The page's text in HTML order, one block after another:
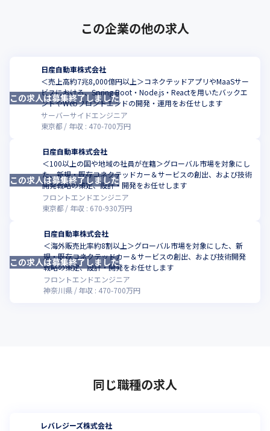
この企業の他の求人
日産自動車株式会社
＜売上高約7兆8,000億円以上＞コネクテッドアプリやMaaSサー
ビスにおける、Spring Boot・Node.js・Reactを用いたバックエ
ンドやWebフロントエンドの開発・運用をお任せします
サーバーサイドエンジニア
東京都
年収 : 470-700万円
この求人は募集終了しました
日産自動車株式会社
＜100以上の国や地域の社員が在籍＞グローバル市場を対象にし
た、新規・既存コネクテッドカー＆サービスの創出、および技術
開発戦略の策定、設計・開発をお任せします
フロントエンドエンジニア
東京都
年収 : 670-930万円
この求人は募集終了しました
日産自動車株式会社
＜海外販売比率約8割以上＞グローバル市場を対象にした、新
規・既存コネクテッドカー＆サービスの創出、および技術開発
戦略の策定、設計・開発をお任せします
フロントエンドエンジニア
神奈川県
年収 : 470-700万円
この求人は募集終了しました
同じ職種の求人
レバレジーズ株式会社